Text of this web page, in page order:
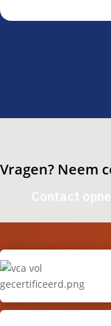
Vragen? Neem
Contact